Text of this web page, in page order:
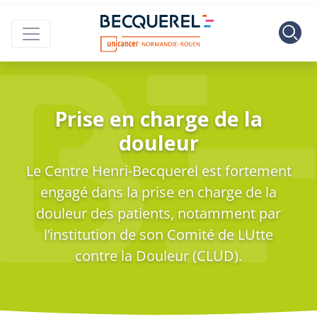
Skip to main content
Centre Henri
Prise en charge de la
douleur
Le Centre Henri-Becquerel est fortement
engagé dans la prise en charge de la
douleur des patients, notamment par
l’institution de son Comité de LUtte
contre la Douleur (CLUD).